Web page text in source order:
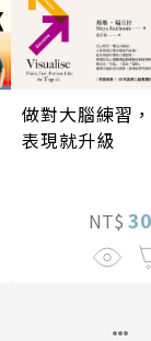
做對大腦練習，
表現就升級
NT$